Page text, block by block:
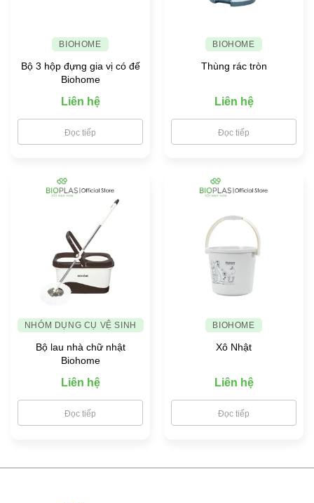
BIOHOME
Bộ 3 hộp đựng gia vị có đế
Biohome
Liên hệ
Đọc tiếp
BIOHOME
Thùng rác tròn
Liên hệ
Đọc tiếp
NHÓM DỤNG CỤ VỆ SINH
Bộ lau nhà chữ nhật
Biohome
Liên hệ
Đọc tiếp
BIOHOME
Xô Nhật
Liên hệ
Đọc tiếp